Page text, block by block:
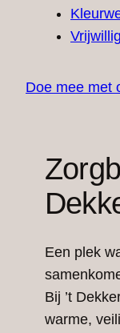
Doe mee met
Een plek
Bij ’t
warme,